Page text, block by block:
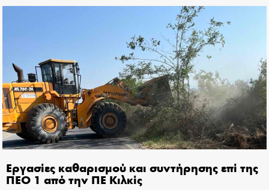
Εργασίες καθαρισμού και συντήρησης επί της
ΠΕΟ 1 από την ΠΕ Κιλκίς